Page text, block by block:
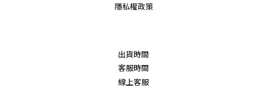
隱私權政策
出貨時間
客服時間
線上客服